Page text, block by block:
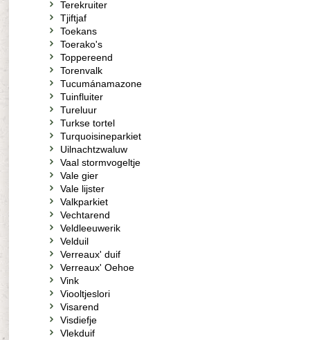
Terekruiter
Tjiftjaf
Toekans
Toerako's
Toppereend
Torenvalk
Tucumánamazone
Tuinfluiter
Tureluur
Turkse tortel
Turquoisineparkiet
Uilnachtzwaluw
Vaal stormvogeltje
Vale gier
Vale lijster
Valkparkiet
Vechtarend
Veldleeuwerik
Velduil
Verreaux' duif
Verreaux' Oehoe
Vink
Viooltjeslori
Visarend
Visdiefje
Vlekduif